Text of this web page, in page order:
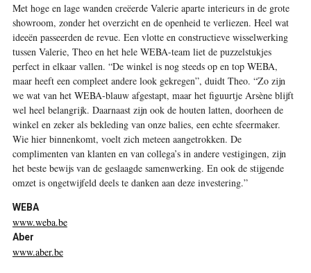
Met hoge en lage wanden creëerde Valerie aparte interieurs in de grote
showroom, zonder het overzicht en de openheid te verliezen. Heel wat
ideeën passeerden de revue. Een vlotte en constructieve wisselwerking
tussen Valerie, Theo en het hele WEBA-team liet de puzzelstukjes
perfect in elkaar vallen. “De winkel is nog steeds op en top WEBA,
maar heeft een compleet andere look gekregen”, duidt Theo. “Zo zijn
we wat van het WEBA-blauw afgestapt, maar het figuurtje Arsène blijft
wel heel belangrijk. Daarnaast zijn ook de houten latten, doorheen de
winkel en zeker als bekleding van onze balies, een echte sfeermaker.
Wie hier binnenkomt, voelt zich meteen aangetrokken. De
complimenten van klanten en van collega’s in andere vestigingen, zijn
het beste bewijs van de geslaagde samenwerking. En ook de stijgende
omzet is ongetwijfeld deels te danken aan deze investering.”
WEBA
www.weba.be
Aber
www.aber.be